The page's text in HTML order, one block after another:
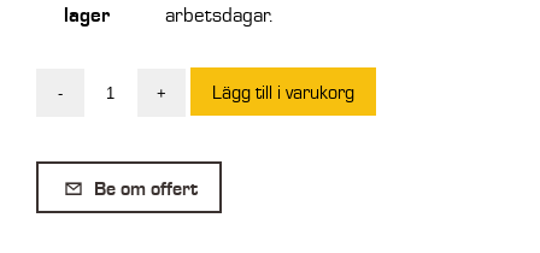
lager
arbetsdagar.
-
30
×
+ Lägg till i varukorg
Be om offert